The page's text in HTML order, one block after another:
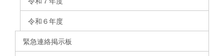
令和６年度
緊急連絡掲示板